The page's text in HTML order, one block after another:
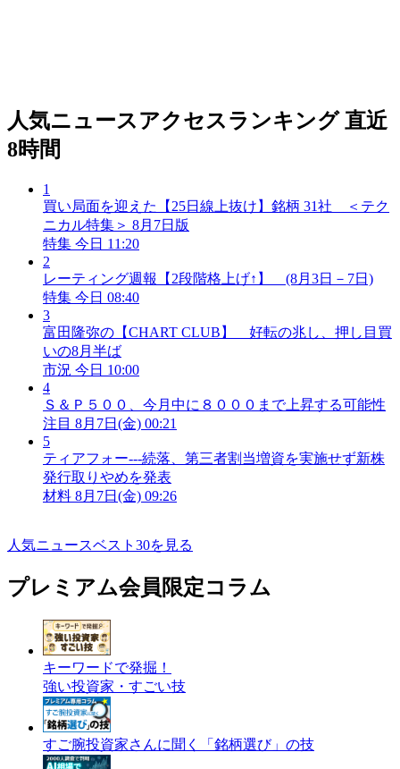
人気ニュースアクセスランキング 直近
8時間
1
買い局面を迎えた【25日線上抜け】銘柄 31社 ＜テク
ニカル特集＞ 8月7日版
特集 今日 11:20
2
レーティング週報【2段階格上げ↑】 (8月3日－7日)
特集 今日 08:40
3
富田隆弥の【CHART CLUB】 好転の兆し、押し目買
いの8月半ば
市況 今日 10:00
4
Ｓ＆Ｐ５００、今月中に８０００まで上昇する可能性
注目 8月7日(金) 00:21
5
ティアフォー---続落、第三者割当増資を実施せず新株
発行取りやめを発表
材料 8月7日(金) 09:26
人気ニュースベスト30を見る
プレミアム会員限定コラム
キーワードで発掘！
強い投資家・すごい技
すご腕投資家さんに聞く「銘柄選び」の技